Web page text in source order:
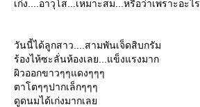
เก่ง....อาวุโส...เหมาะสม...หรือว่าเพราะอะไร
วันนี้ได้ลูกสาว....สามพันเจ็ดสิบกรัม
ร้องไห้ซะลั่นห้องเลย...แข็งแรงมาก
ผิวออกขาวๆๆแดงๆๆๆ
ตาโตๆๆปากเล็กๆๆๆ
ดูดนมได้เก่งมากเล